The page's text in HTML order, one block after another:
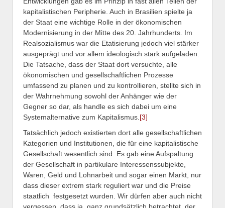
kapitalistischen Peripherie. Auch in Brasilien spielte ja
der Staat eine wichtige Rolle in der ökonomischen
Modernisierung in der Mitte des 20. Jahrhunderts. Im
Realsozialismus war die Etatisierung jedoch viel stärker
ausgeprägt und vor allem ideologisch stark aufgeladen.
Die Tatsache, dass der Staat dort versuchte, alle
ökonomischen und gesellschaftlichen Prozesse
umfassend zu planen und zu kontrollieren, stellte sich in
der Wahrnehmung sowohl der Anhänger wie der
Gegner so dar, als handle es sich dabei um eine
Systemalternative zum Kapitalismus.[3]
Tatsächlich jedoch existierten dort alle gesellschaftlichen
Kategorien und Institutionen, die für eine kapitalistische
Gesellschaft wesentlich sind. Es gab eine Aufspaltung
der Gesellschaft in partikulare Interessenssubjekte,
Waren, Geld und Lohnarbeit und sogar einen Markt, nur
dass dieser extrem stark reguliert war und die Preise
staatlich festgesetzt wurden. Wir dürfen aber auch nicht